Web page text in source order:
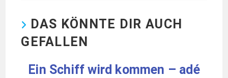
DAS KÖNNTE DIR AUCH
GEFALLEN
Ein Schiff wird kommen – adé